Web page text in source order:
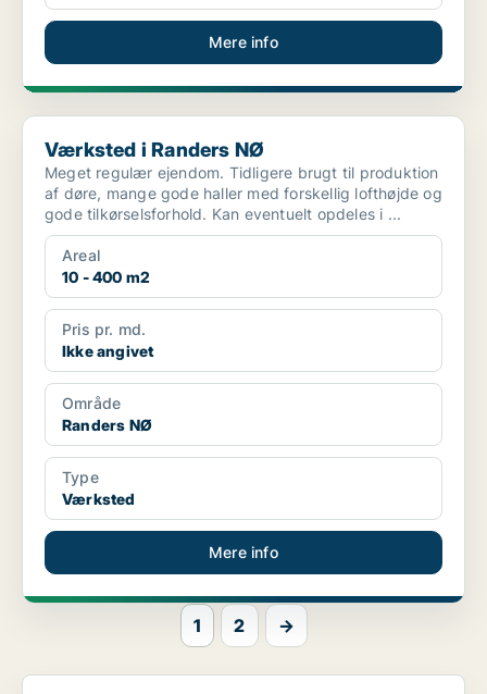
Mere info
Værksted i Randers NØ
Værksted i Randers NØ
Meget regulær ejendom. Tidligere brugt til produktion
af døre, mange gode haller med forskellig lofthøjde og
gode tilkørselsforhold. Kan eventuelt opdeles i ...
Areal
10 - 400 m2
Pris pr. md.
Ikke angivet
Område
Randers NØ
Type
Værksted
Mere info
1 2 →